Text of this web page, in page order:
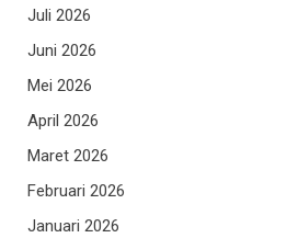
Juli 2026
Juni 2026
Mei 2026
April 2026
Maret 2026
Februari 2026
Januari 2026